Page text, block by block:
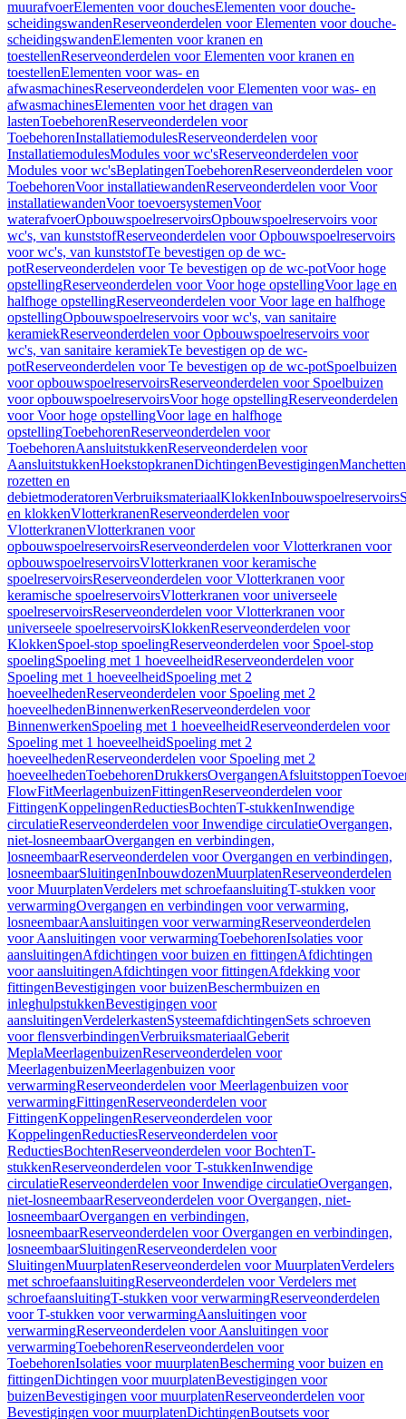
muurafvoerElementen voor douchesElementen voor douche-
scheidingswandenReserveonderdelen voor Elementen voor douche-
scheidingswandenElementen voor kranen en
toestellenReserveonderdelen voor Elementen voor kranen en
toestellenElementen voor was- en
afwasmachinesReserveonderdelen voor Elementen voor was- en
afwasmachinesElementen voor het dragen van
lastenToebehorenReserveonderdelen voor
ToebehorenInstallatiemodulesReserveonderdelen voor
InstallatiemodulesModules voor wc'sReserveonderdelen voor
Modules voor wc'sBeplatingenToebehorenReserveonderdelen voor
ToebehorenVoor installatiewandenReserveonderdelen voor Voor
installatiewandenVoor toevoersystemenVoor
waterafvoerOpbouwspoelreservoirsOpbouwspoelreservoirs voor
wc's, van kunststofReserveonderdelen voor Opbouwspoelreservoirs
voor wc's, van kunststofTe bevestigen op de wc-
potReserveonderdelen voor Te bevestigen op de wc-potVoor hoge
opstellingReserveonderdelen voor Voor hoge opstellingVoor lage en
halfhoge opstellingReserveonderdelen voor Voor lage en halfhoge
opstellingOpbouwspoelreservoirs voor wc's, van sanitaire
keramiekReserveonderdelen voor Opbouwspoelreservoirs voor
wc's, van sanitaire keramiekTe bevestigen op de wc-
potReserveonderdelen voor Te bevestigen op de wc-potSpoelbuizen
voor opbouwspoelreservoirsReserveonderdelen voor Spoelbuizen
voor opbouwspoelreservoirsVoor hoge opstellingReserveonderdelen
voor Voor hoge opstellingVoor lage en halfhoge
opstellingToebehorenReserveonderdelen voor
ToebehorenAansluitstukkenReserveonderdelen voor
AansluitstukkenHoekstopkranenDichtingenBevestigingenManchetten
rozetten en
debietmoderatorenVerbruiksmateriaalKlokkenInbouwspoelreservoirs
en klokkenVlotterkranenReserveonderdelen voor
VlotterkranenVlotterkranen voor
opbouwspoelreservoirsReserveonderdelen voor Vlotterkranen voor
opbouwspoelreservoirsVlotterkranen voor keramische
spoelreservoirsReserveonderdelen voor Vlotterkranen voor
keramische spoelreservoirsVlotterkranen voor universeele
spoelreservoirsReserveonderdelen voor Vlotterkranen voor
universeele spoelreservoirsKlokkenReserveonderdelen voor
KlokkenSpoel-stop spoelingReserveonderdelen voor Spoel-stop
spoelingSpoeling met 1 hoeveelheidReserveonderdelen voor
Spoeling met 1 hoeveelheidSpoeling met 2
hoeveelhedenReserveonderdelen voor Spoeling met 2
hoeveelhedenBinnenwerkenReserveonderdelen voor
BinnenwerkenSpoeling met 1 hoeveelheidReserveonderdelen voor
Spoeling met 1 hoeveelheidSpoeling met 2
hoeveelhedenReserveonderdelen voor Spoeling met 2
hoeveelhedenToebehorenDrukkersOvergangenAfsluitstoppen
FlowFitMeerlagenbuizenFittingenReserveonderdelen voor
FittingenKoppelingenReductiesBochtenT-stukkenInwendige
circulatieReserveonderdelen voor Inwendige circulatieOvergangen,
niet-losneembaarOvergangen en verbindingen,
losneembaarReserveonderdelen voor Overgangen en verbindingen,
losneembaarSluitingenInbouwdozenMuurplatenReserveonderdelen
voor MuurplatenVerdelers met schroefaansluitingT-stukken voor
verwarmingOvergangen en verbindingen voor verwarming,
losneembaarAansluitingen voor verwarmingReserveonderdelen
voor Aansluitingen voor verwarmingToebehorenIsolaties voor
aansluitingenAfdichtingen voor buizen en fittingenAfdichtingen
voor aansluitingenAfdichtingen voor fittingenAfdekking voor
fittingenBevestigingen voor buizenBeschermbuizen en
inleghulpstukkenBevestigingen voor
aansluitingenVerdelerkastenSysteemafdichtingenSets schroeven
voor flensverbindingenVerbruiksmateriaalGeberit
MeplaMeerlagenbuizenReserveonderdelen voor
MeerlagenbuizenMeerlagenbuizen voor
verwarmingReserveonderdelen voor Meerlagenbuizen voor
verwarmingFittingenReserveonderdelen voor
FittingenKoppelingenReserveonderdelen voor
KoppelingenReductiesReserveonderdelen voor
ReductiesBochtenReserveonderdelen voor BochtenT-
stukkenReserveonderdelen voor T-stukkenInwendige
circulatieReserveonderdelen voor Inwendige circulatieOvergangen,
niet-losneembaarReserveonderdelen voor Overgangen, niet-
losneembaarOvergangen en verbindingen,
losneembaarReserveonderdelen voor Overgangen en verbindingen,
losneembaarSluitingenReserveonderdelen voor
SluitingenMuurplatenReserveonderdelen voor MuurplatenVerdelers
met schroefaansluitingReserveonderdelen voor Verdelers met
schroefaansluitingT-stukken voor verwarmingReserveonderdelen
voor T-stukken voor verwarmingAansluitingen voor
verwarmingReserveonderdelen voor Aansluitingen voor
verwarmingToebehorenReserveonderdelen voor
ToebehorenIsolaties voor muurplatenBescherming voor buizen en
fittingenDichtingen voor muurplatenBevestigingen voor
buizenBevestigingen voor muurplatenReserveonderdelen voor
Bevestigingen voor muurplatenDichtingenBoutsets voor